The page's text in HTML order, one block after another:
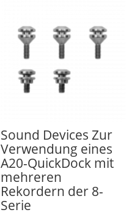
Sound Devices Zur
Verwendung eines
A20-QuickDock mit
mehreren
Rekordern der 8-
Serie